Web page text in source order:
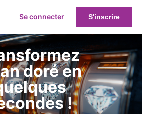
Se connecter S'inscrire
doré en
!